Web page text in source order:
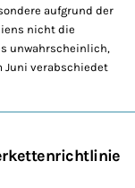
aufgrund der
nicht die
unwahrscheinlich,
Juni verabschiedet